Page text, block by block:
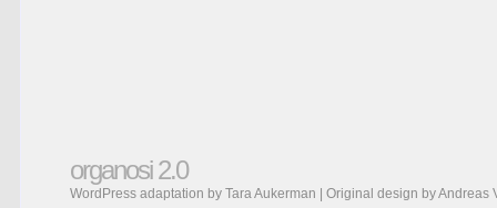
organosi 2.0
WordPress adaptation by Tara Aukerman | Original design byAndreas